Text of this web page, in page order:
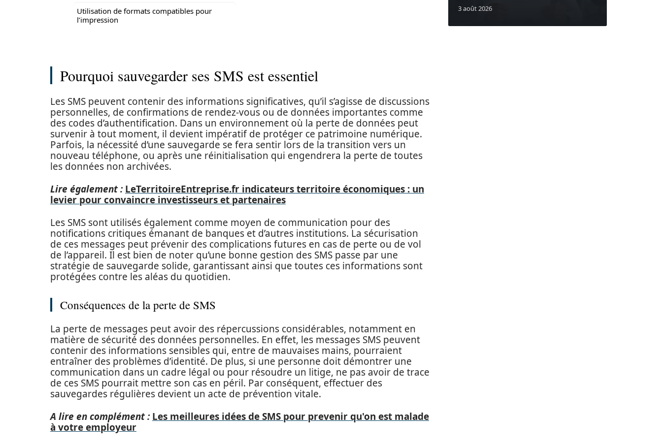
Utilisation de formats compatibles pour
l’impression
Pourquoi sauvegarder ses SMS est essentiel
Les SMS peuvent contenir des informations significatives, qu’il s’agisse de discussions
personnelles, de confirmations de rendez-vous ou de données importantes comme
des codes d’authentification. Dans un environnement où la perte de données peut
survenir à tout moment, il devient impératif de protéger ce patrimoine numérique.
Parfois, la nécessité d’une sauvegarde se fera sentir lors de la transition vers un
nouveau téléphone, ou après une réinitialisation qui engendrera la perte de toutes
les données non archivées.
Lire également : LeTerritoireEntreprise.fr indicateurs territoire économiques : un
levier pour convaincre investisseurs et partenaires
Les SMS sont utilisés également comme moyen de communication pour des
notifications critiques émanant de banques et d’autres institutions. La sécurisation
de ces messages peut prévenir des complications futures en cas de perte ou de vol
de l’appareil. Il est bien de noter qu’une bonne gestion des SMS passe par une
stratégie de sauvegarde solide, garantissant ainsi que toutes ces informations sont
protégées contre les aléas du quotidien.
Conséquences de la perte de SMS
La perte de messages peut avoir des répercussions considérables, notamment en
matière de sécurité des données personnelles. En effet, les messages SMS peuvent
contenir des informations sensibles qui, entre de mauvaises mains, pourraient
entraîner des problèmes d’identité. De plus, si une personne doit démontrer une
communication dans un cadre légal ou pour résoudre un litige, ne pas avoir de trace
de ces SMS pourrait mettre son cas en péril. Par conséquent, effectuer des
sauvegardes régulières devient un acte de prévention vitale.
A lire en complément : Les meilleures idées de SMS pour prevenir qu'on est malade
à votre employeur
3 août 2026